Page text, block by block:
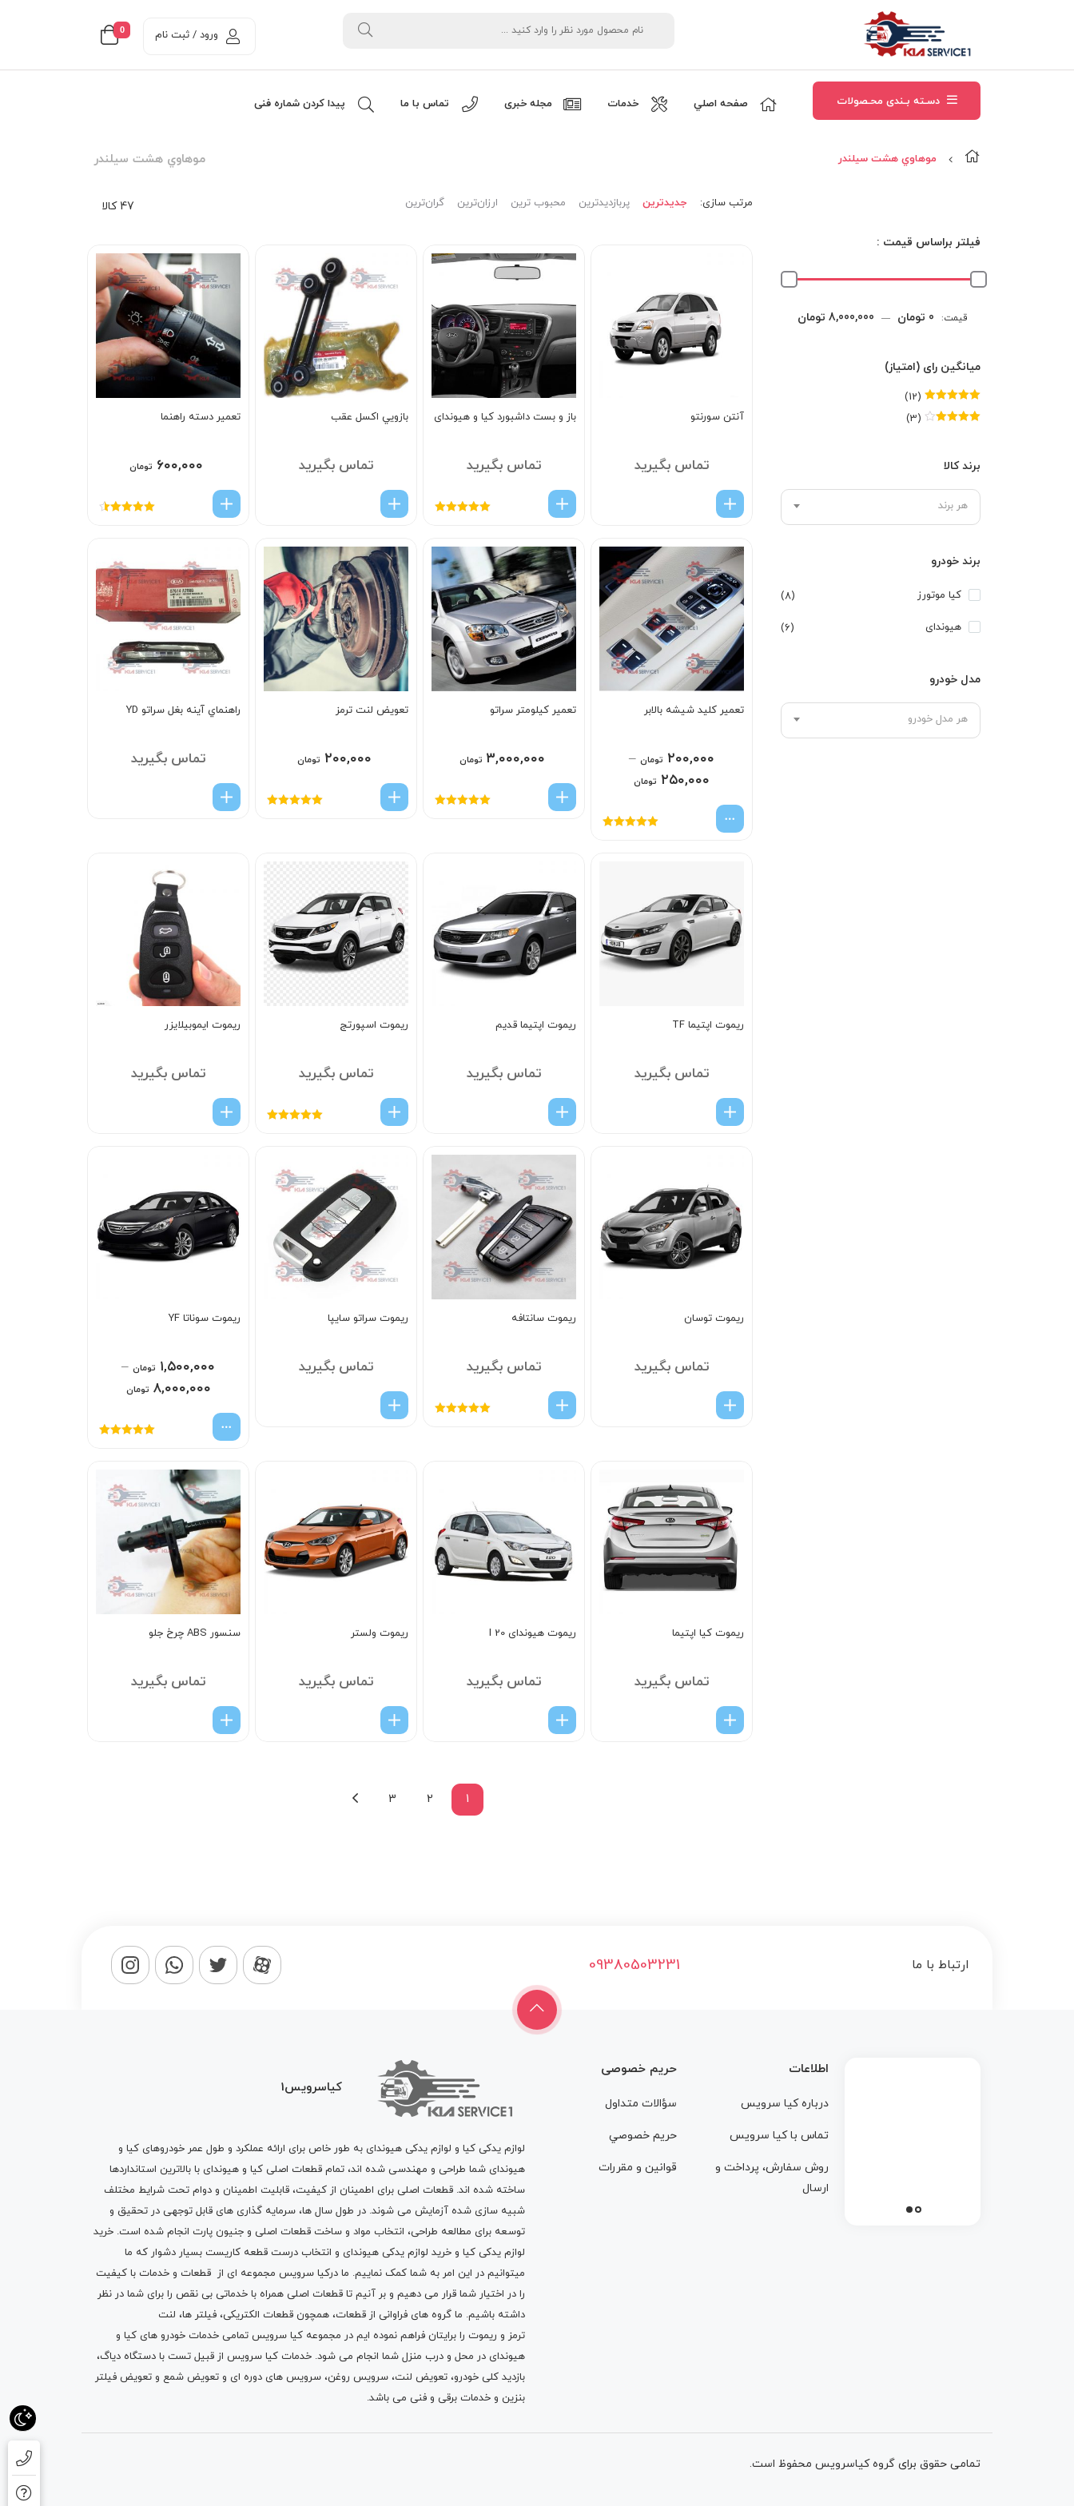
0 ورود / ثبت نام
دسـته بـندی محـصولات صفحه اصلي خدمات مجله خبری تماس با ما پیدا کردن شماره فنی
موهاوي هشت سيلندر موهاوي هشت سيلندر
فیلتر براساس قیمت :
حداقل
حداکثر
قیمت: 0 تومان — 8,000,000 تومان
میانگین رای (امتیاز)
امتیاز 5 از 5
(12)
(3)
برند کالا
هر برند
برند خودرو
کیا موتورز (8)
هیوندای (6)
مدل خودرو
هر مدل خودرو
47 کالا مرتب‌ سازی: جدیدترین پربازدیدترین محبوب ترین ارزان‌ترین گران‌ترین
آنتن سورنتو
تماس بگیرید
باز و بست داشبورد کیا و هیوندای
تماس بگیرید
بازويي اکسل عقب
تماس بگیرید
تعمیر دسته راهنما
۶۰۰,۰۰۰ تومان
تعمیر کلید شیشه بالابر
۲۰۰,۰۰۰ تومان –
۲۵۰,۰۰۰ تومان
تعمیر کیلومتر سراتو
۳,۰۰۰,۰۰۰ تومان
تعویض لنت ترمز
۲۰۰,۰۰۰ تومان
راهنماي آينه بغل سراتو YD
تماس بگیرید
ریموت اپتیما TF
تماس بگیرید
ریموت اپتیما قدیم
تماس بگیرید
ریموت اسپورتج
تماس بگیرید
ریموت ایموبیلایزر
تماس بگیرید
ریموت توسان
تماس بگیرید
ریموت سانتافه
تماس بگیرید
ریموت سراتو سایپا
تماس بگیرید
ریموت سوناتا YF
۱,۵۰۰,۰۰۰ تومان –
۸,۰۰۰,۰۰۰ تومان
ریموت کیا اپتیما
تماس بگیرید
ریموت هیوندای I 20
تماس بگیرید
ریموت ولستر
تماس بگیرید
سنسور ABS چرخ جلو
تماس بگیرید
1
2
3
ارتباط با ما 09380503231
اطلاعات
درباره کيا سرويس
تماس با کيا سرويس
روش سفارش، پرداخت و
ارسال
حریم خصوصی
سؤالات متداول
حريم خصوصي
قوانين و مقررات
کیاسرویس1
لوازم یدکی کیا و لوازم یدکی هیوندای به طور خاص برای ارائه عملکرد و طول عمر خودروهای کیا و
هیوندای شما طراحی و مهندسی شده اند، تمام قطعات اصلی کیا و هیوندای با بالاترین استانداردها
ساخته شده اند. قطعات اصلی برای اطمینان از کیفیت، قابلیت اطمینان و دوام تحت شرایط مختلف
شبیه سازی شده آزمایش می شوند. در طول سال ها، سرمایه گذاری های قابل توجهی در تحقیق و
توسعه برای مطالعه طراحی، انتخاب مواد و ساخت قطعات اصلی و جنیون پارت انجام شده است. خرید
لوازم یدکی کیا و خرید لوازم یدکی هیوندای و انتخاب درست قطعه کاریست بسیار دشوار که ما
میتوانیم در این امر به شما کمک نماییم. ما درکیا سرویس مجموعه ای از قطعات و خدمات با کیفیت
را در اختیار شما قرار می دهیم و بر آنیم تا قطعات اصلی همراه با خدماتی بی نقص را برای شما در نظر
داشته باشیم. ما گروه های فراوانی از قطعات، همچون قطعات الکتریکی، فیلتر ها، لنت
ترمز و ریموت را برایتان فراهم نموده ایم در مجموعه کیا سرویس تمامی خدمات خودرو های کیا و
هیوندای در محل و درب منزل شما انجام می شود. خدمات کیا سرویس از قبیل تست با دستگاه دیاگ،
بازدید کلی خودرو، تعویض لنت، سرویس روغن، سرویس های دوره ای و تعویض شمع و تعویض فیلتر
بنزین و خدمات برقی و فنی می باشد.
تمامی حقوق برای گروه کیاسرویس محفوظ است.